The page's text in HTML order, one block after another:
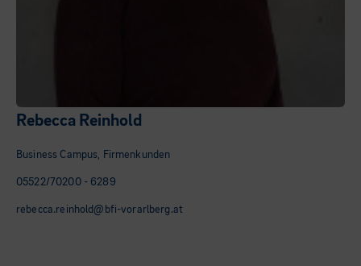
Rebecca Reinhold
Business Campus, Firmenkunden
05522/70200 - 6289
rebecca.reinhold@bfi-vorarlberg.at